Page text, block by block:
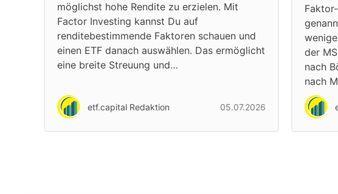
möglichst hohe Rendite zu erzielen. Mit
Factor Investing kannst Du auf
renditebestimmende Faktoren schauen und
einen ETF danach auswählen. Das ermöglicht
eine breite Streuung und…
etf.capital Redaktion 05.07.2026
der
nach
nach